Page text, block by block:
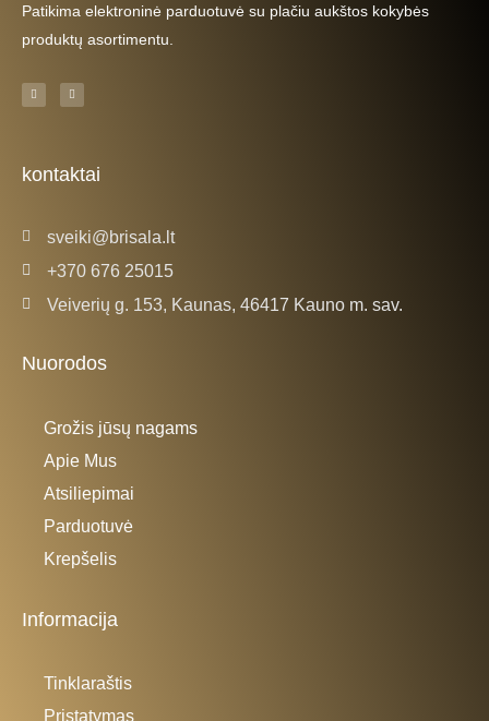
Patikima elektroninė parduotuvė su plačiu aukštos kokybės
produktų asortimentu.
F
a
c
-
f
I
n
s
m
kontaktai
sveiki@brisala.lt
+370 676 25015
Veiverių g. 153, Kaunas, 46417 Kauno m. sav.
Nuorodos
Grožis jūsų nagams
Apie Mus
Atsiliepimai
Parduotuvė
Krepšelis
Informacija
Tinklaraštis
Pristatymas